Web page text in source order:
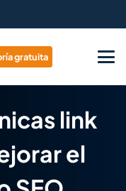
gratuita
link
el